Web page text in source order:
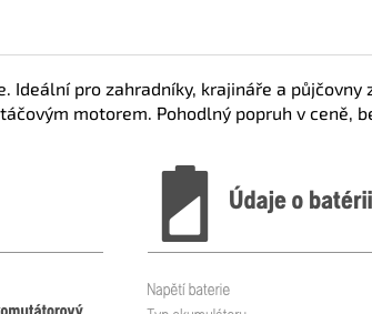
pro zahradníky, krajináře a
motorem. Pohodlný popruh v ceně,